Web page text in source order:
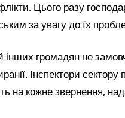
Цього разу
за увагу до їх
інших громадян не
Інспектори
на кожне звернення,